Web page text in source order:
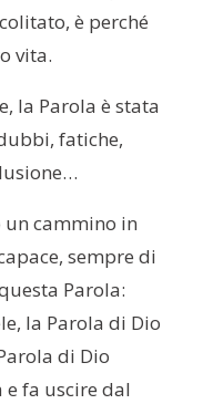
è perché
vita.
la Parola è stata
fatiche,
un cammino in
sempre di
Parola:
la Parola di Dio
di Dio
e fa uscire dal